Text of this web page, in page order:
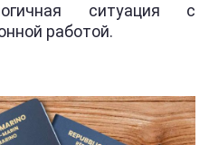
ситуация с
работой.